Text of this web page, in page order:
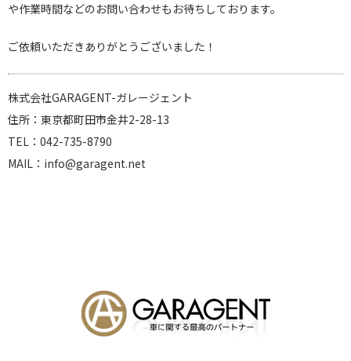
や作業時間などのお問い合わせもお待ちしております。
ご依頼いただきありがとうございました！
株式会社GARAGENT-ガレージェント
住所：東京都町田市金井2-28-13
TEL：042-735-8790
MAIL：info@garagent.net